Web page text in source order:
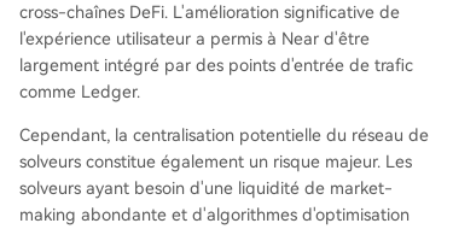
cross-chaînes DeFi. L'amélioration significative de
l'expérience utilisateur a permis à Near d'être
largement intégré par des points d'entrée de trafic
comme Ledger.
Cependant, la centralisation potentielle du réseau de
solveurs constitue également un risque majeur. Les
solveurs ayant besoin d'une liquidité de market-
making abondante et d'algorithmes d'optimisation